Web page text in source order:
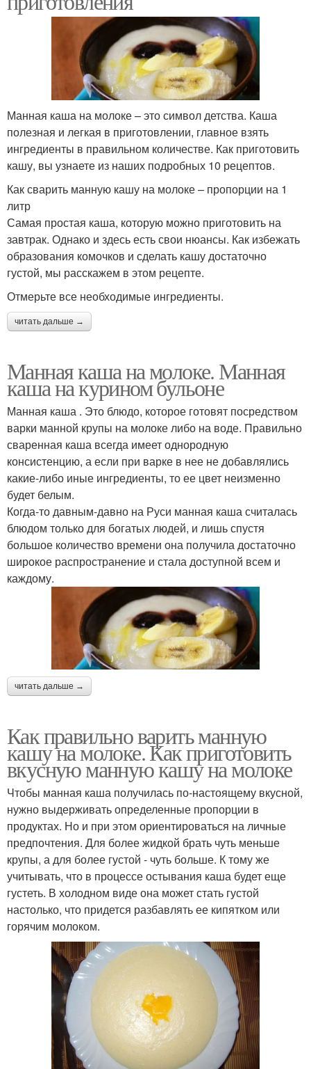
Манная каша на молоке – это символ детства. Каша
полезная и легкая в приготовлении, главное взять
ингредиенты в правильном количестве. Как приготовить
кашу, вы узнаете из наших подробных 10 рецептов.
Как сварить манную кашу на молоке – пропорции на 1
литр
Самая простая каша, которую можно приготовить на
завтрак. Однако и здесь есть свои нюансы. Как избежать
образования комочков и сделать кашу достаточно
густой, мы расскажем в этом рецепте.
Отмерьте все необходимые ингредиенты.
читать дальше →
Манная каша на молоке. Манная
каша на курином бульоне
Манная каша . Это блюдо, которое готовят посредством
варки манной крупы на молоке либо на воде. Правильно
сваренная каша всегда имеет однородную
консистенцию, а если при варке в нее не добавлялись
какие-либо иные ингредиенты, то ее цвет неизменно
будет белым.
Когда-то давным-давно на Руси манная каша считалась
блюдом только для богатых людей, и лишь спустя
большое количество времени она получила достаточно
широкое распространение и стала доступной всем и
каждому.
читать дальше →
Как правильно варить манную
кашу на молоке. Как приготовить
вкусную манную кашу на молоке
Чтобы манная каша получилась по-настоящему вкусной,
нужно выдерживать определенные пропорции в
продуктах. Но и при этом ориентироваться на личные
предпочтения. Для более жидкой брать чуть меньше
крупы, а для более густой - чуть больше. К тому же
учитывать, что в процессе остывания каша будет еще
густеть. В холодном виде она может стать густой
настолько, что придется разбавлять ее кипятком или
горячим молоком.